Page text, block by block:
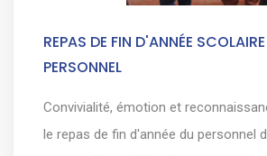
REPAS DE FIN D'ANNÉE
PERSONNEL
Convivialité, émotion et
le repas de fin d'année du personnel